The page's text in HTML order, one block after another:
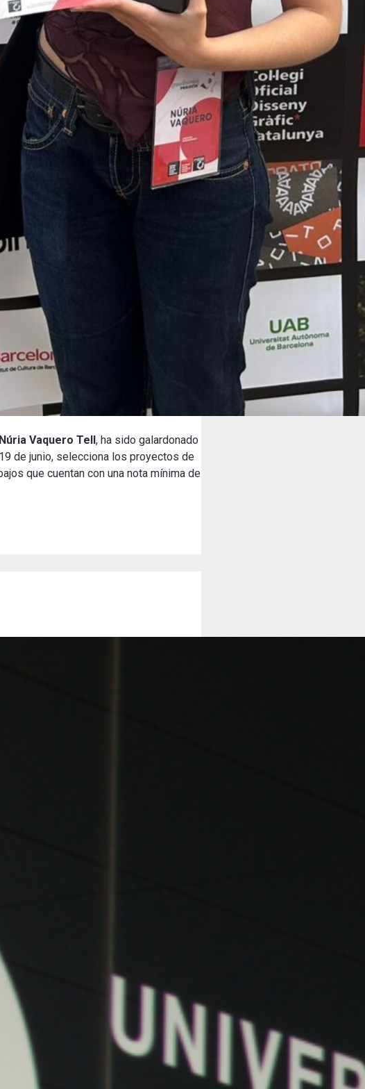
Núria Vaquero Tell , ha sido galardonado
de junio, selecciona los proyectos de
que cuentan con una nota mínima de